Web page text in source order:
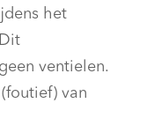
het
ventielen.
van